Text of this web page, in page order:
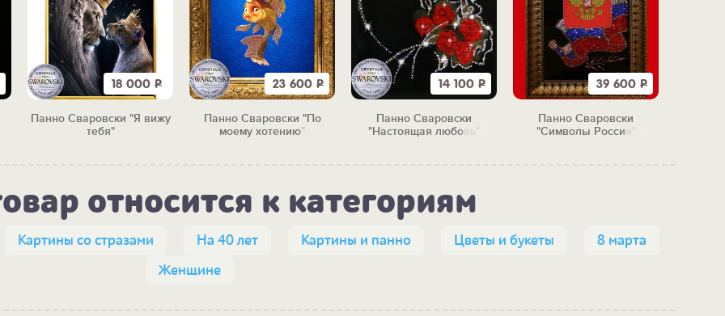
18 000 Р
Панно Сваровски "Я вижу
тебя"
23 600 Р
Панно Сваровски "По
моему хотению"
14 100 Р
Панно Сваровски
"Настоящая любовь"
39 600 Р
Панно Сваровски
"Символы России"
относится к категориям
Картины со стразами На 40 лет Картины и панно Цветы и букеты
8 марта
Женщине